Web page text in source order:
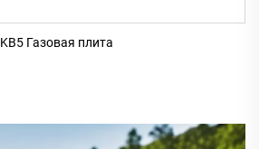
KB5 Газовая плита